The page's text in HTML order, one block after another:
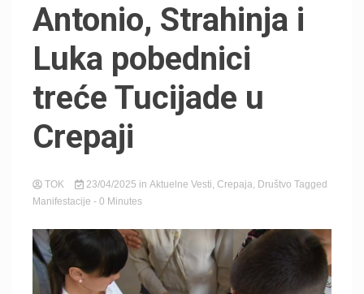
Antonio, Strahinja i
Luka pobednici
treće Tucijade u
Crepaji
TOK 23/04/2025 in Aktuelne Vesti, Crepaja, Društvo Tagged
Manifestacije - 0 Minutes